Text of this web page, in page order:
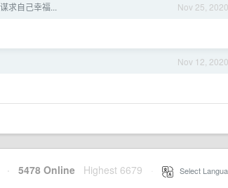
Nov 25, 2020
求自己幸福...
Nov 12, 2020
· 5478 Online Highest 6679 Select